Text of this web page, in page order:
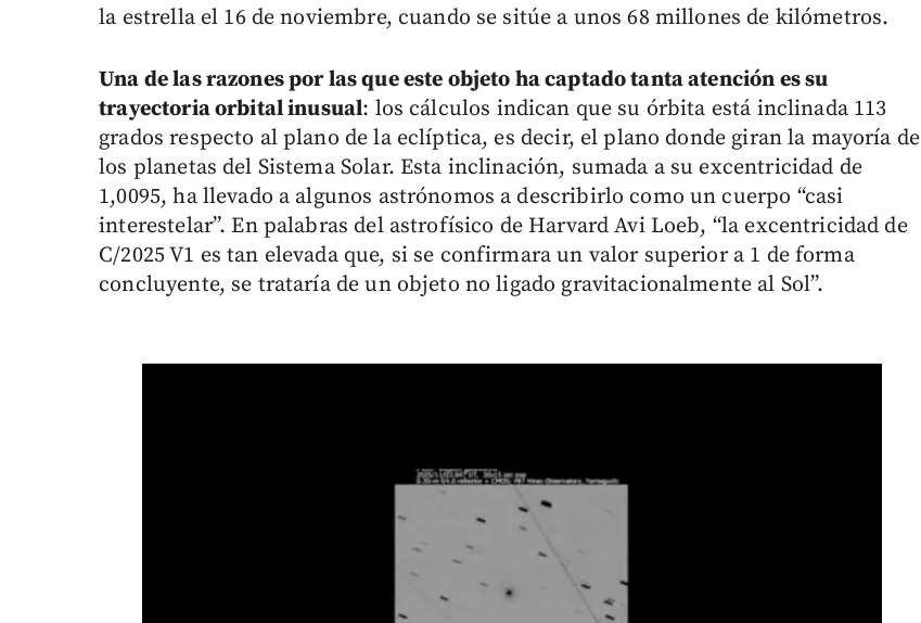
la estrella el 16 de noviembre, cuando se sitúe a unos 68 millones de kilómetros.
Una de las razones por las que este objeto ha captado tanta atención es su
trayectoria orbital inusual: los cálculos indican que su órbita está inclinada 113
grados respecto al plano de la eclíptica, es decir, el plano donde giran la mayoría de
los planetas del Sistema Solar. Esta inclinación, sumada a su excentricidad de
1,0095, ha llevado a algunos astrónomos a describirlo como un cuerpo “casi
interestelar”. En palabras del astrofísico de Harvard Avi Loeb, “la excentricidad de
C/2025 V1 es tan elevada que, si se confirmara un valor superior a 1 de forma
concluyente, se trataría de un objeto no ligado gravitacionalmente al Sol”.